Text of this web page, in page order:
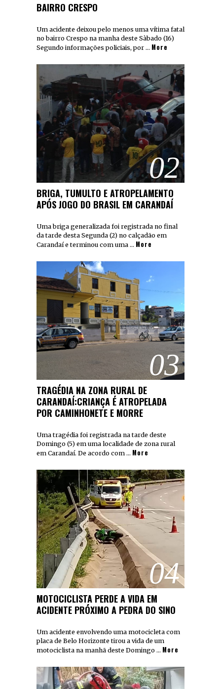
BAIRRO CRESPO
Um acidente deixou pelo menos uma vítima fatal
no bairro Crespo na manha deste Sàbado (16)
Segundo informações policiais, por … More
02
BRIGA, TUMULTO E ATROPELAMENTO
APÓS JOGO DO BRASIL EM CARANDAÍ
Uma briga generalizada foi registrada no final
da tarde desta Segunda (2) no calçadão em
Carandaí e terminou com uma … More
03
TRAGÉDIA NA ZONA RURAL DE
CARANDAÍ:CRIANÇA É ATROPELADA
POR CAMINHONETE E MORRE
Uma tragédia foi registrada na tarde deste
Domingo (5) em uma localidade de zona rural
em Carandaí. De acordo com … More
04
MOTOCICLISTA PERDE A VIDA EM
ACIDENTE PRÓXIMO A PEDRA DO SINO
Um acidente envolvendo uma motocicleta com
placa de Belo Horizonte tirou a vida de um
motociclista na manhã deste Domingo … More